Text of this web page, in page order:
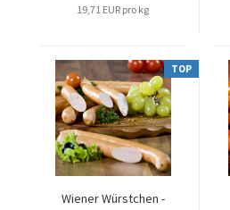
19,71 EUR pro kg
TOP
Wiener Würstchen -